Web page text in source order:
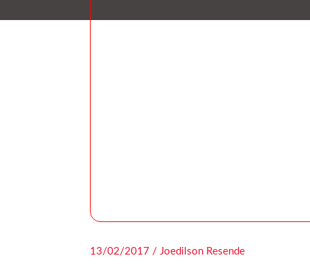
13/02/2017 / Joedilson Resende